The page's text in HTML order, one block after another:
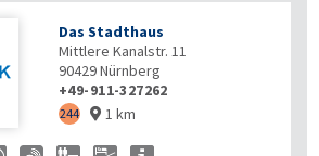
Das Stadthaus
Mittlere Kanalstr. 11
90429Nürnberg
+49-911-327262
244  1 km